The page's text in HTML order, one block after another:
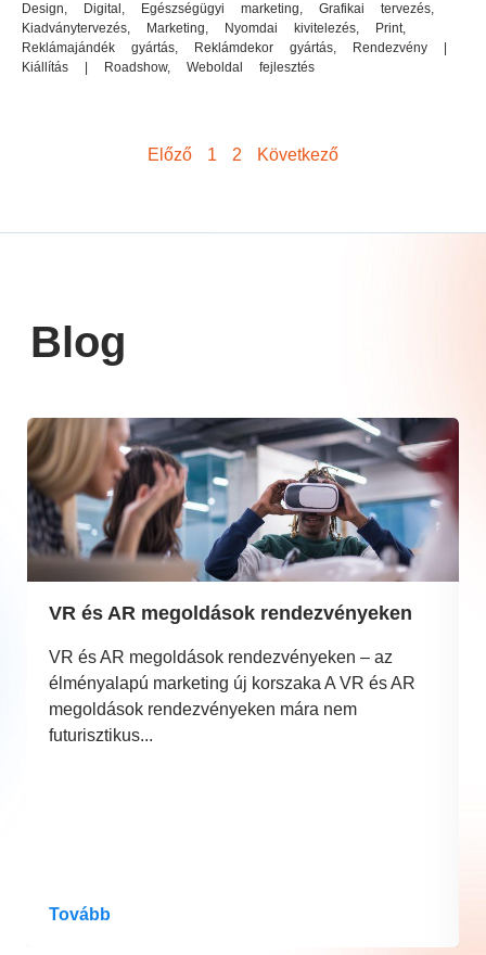
Design, Digital , Egészségügyi marketing, Grafikai tervezés,
Kiadványtervezés, Marketing, Nyomdai kivitelezés, Print,
Reklámajándék gyártás, Reklámdekor gyártás,
Rendezvény |
Kiállítás | Roadshow, Weboldal fejlesztés
Előző 1 2 Következő
Blog
VR és AR megoldások rendezvényeken
VR és AR megoldások rendezvényeken – az
élményalapú marketing új korszaka A VR és AR
megoldások rendezvényeken mára nem
futurisztikus...
Tovább